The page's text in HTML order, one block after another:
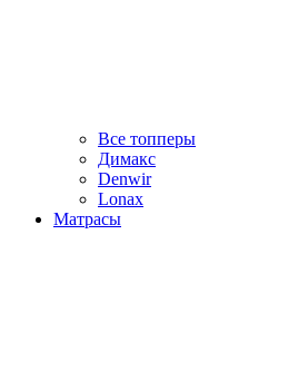
Все топперы
Димакс
Denwir
Lonax
Матрасы